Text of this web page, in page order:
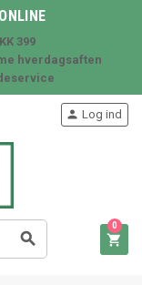
399
hverdagsaften

 Log ind

0